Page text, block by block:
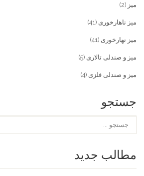
میز (2)
میز ناهارخوری (41)
میز نهارخوری (41)
میز و صندلی تالاری (5)
میز و صندلی فلزی (4)
جستجو
مطالب جدید